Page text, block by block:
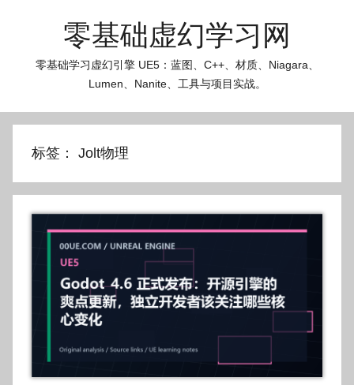
零基础虚幻学习网
零基础学习虚幻引擎 UE5：蓝图、C++、材质、Niagara、
Lumen、Nanite、工具与项目实战。
标签： Jolt物理